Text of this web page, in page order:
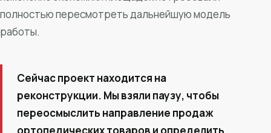
полностью пересмотреть дальнейшую модель
работы.
Сейчас проект находится на
реконструкции. Мы взяли паузу, чтобы
переосмыслить направление продаж